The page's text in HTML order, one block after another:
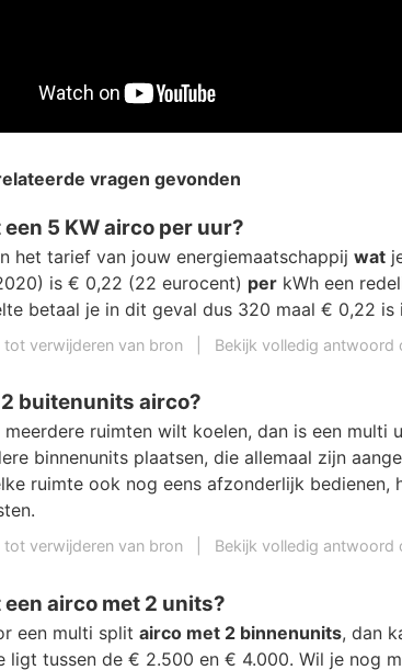
vragen gevonden
5 KW airco per uur?
het tarief van jouw energiemaatschappij wat
is € 0,22 (22 eurocent) per kWh een
betaal je in dit geval dus 320 maal € 0,22 is
tot verwijderen van bron Bekijk volledig antwoord
buitenunits airco?
meerdere ruimten wilt koelen, dan is een multi
binnenunits plaatsen, die allemaal zijn
ruimte ook nog eens afzonderlijk
tot verwijderen van bron Bekijk volledig
airco met 2 units?
een multi split airco met 2 binnenunits, dan
ligt tussen de € 2.500 en € 4.000. Wil je nog